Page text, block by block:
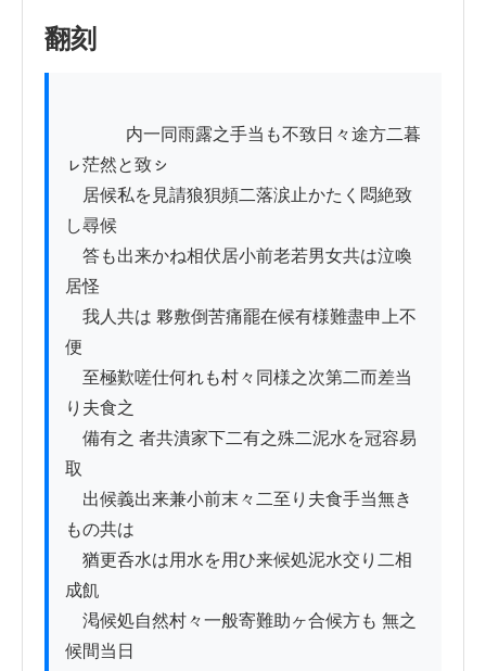
翻刻
ㇾ茫然と致ㇱ
居候私を見請狼狽頻二落涙止かたく悶絶致
し尋候
答も出来かね相伏居小前老若男女共は泣喚
居怪
我人共は 夥敷倒苦痛罷在候有様難盡申上不
便
至極歎嗟仕何れも村々同様之次第二而差当
り夫食之
備有之 者共潰家下二有之殊二泥水を冠容易
取
出候義出来兼小前末々二至り夫食手当無き
もの共は
猶更呑水は用水を用ひ来候処泥水交り二相
成飢
渇候処自然村々一般寄難助ヶ合候方も 無之
候間当日